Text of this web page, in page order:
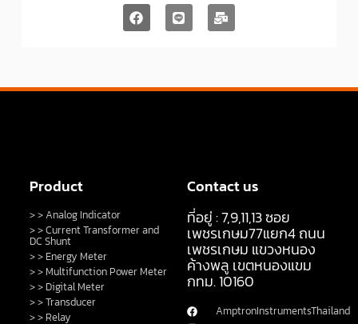
Product
> > Analog Indicator
> > Current Transformer and
DC Shunt
> > Energy Meter
> > Multifunction Power Meter
> > Digital Meter
> > Transducer
> > Relay
Contact us
ที่อยู่ : 7,9,11,13 ซอย
เพชรเกษม77แยก4 ถนน
เพชรเกษม แขวงหนอง
ค้างพลู เขตหนองแขม
กทม. 10160
AmptronInstrumentsThailand